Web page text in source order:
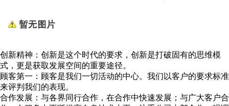
创新精神：创新是这个时代的要求，创新是打破固有的思维模
式，更是获取发展空间的重要途径。
顾客第一：顾客是我们一切活动的中心。我们以客户的要求标准
来评判我们的表现。
合作发展：与各界同行合作，在合作中快速发展；与广大客户合